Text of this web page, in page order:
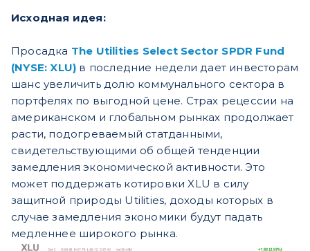
Исходная идея:
Просадка The Utilities Select Sector SPDR Fund
(NYSE: XLU) в последние недели дает инвесторам
шанс увеличить долю коммунального сектора в
портфелях по выгодной цене. Страх рецессии на
американском и глобальном рынках продолжает
расти, подогреваемый статданными,
свидетельствующими об общей тенденции
замедления экономической активности. Это
может поддержать котировки XLU в силу
защитной природы Utilities, доходы которых в
случае замедления экономики будут падать
медленнее широкого рынка.